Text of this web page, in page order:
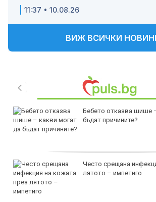
11:37 • 10.08.26
ВИЖ ВСИЧКИ
Бебето отказва шише
бъдат причините?
Често срещана
лятото – импетиго